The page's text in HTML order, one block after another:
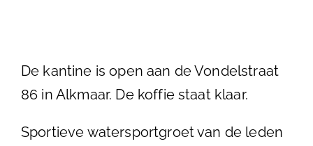
De kantine is open aan de Vondelstraat
86 in Alkmaar. De koffie staat klaar.
Sportieve watersportgroet van de leden